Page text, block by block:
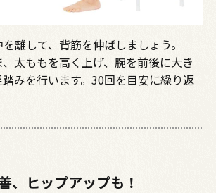
離して、背筋を伸ばしましょう。
太ももを高く上げ、腕を前後に大き
みを行います。30回を目安に繰り返
、ヒップアップも！